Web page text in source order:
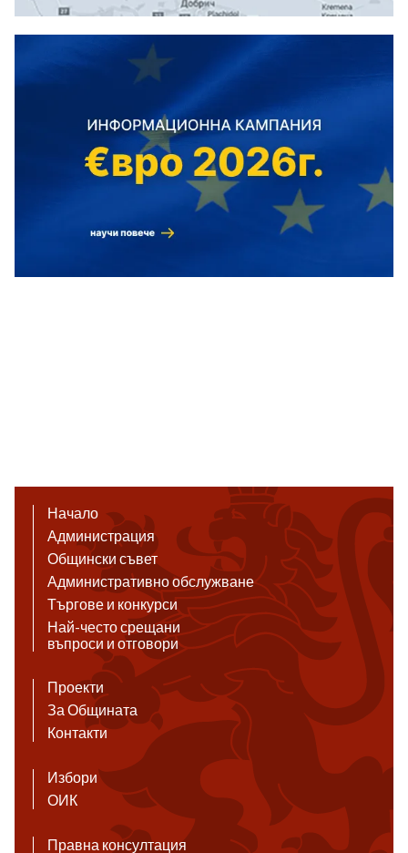
Начало
Администрация
Общински съвет
Административно обслужване
Търгове и конкурси
Най-често срещани
въпроси и отговори
Проекти
За Общината
Контакти
Избори
ОИК
Правна консултация